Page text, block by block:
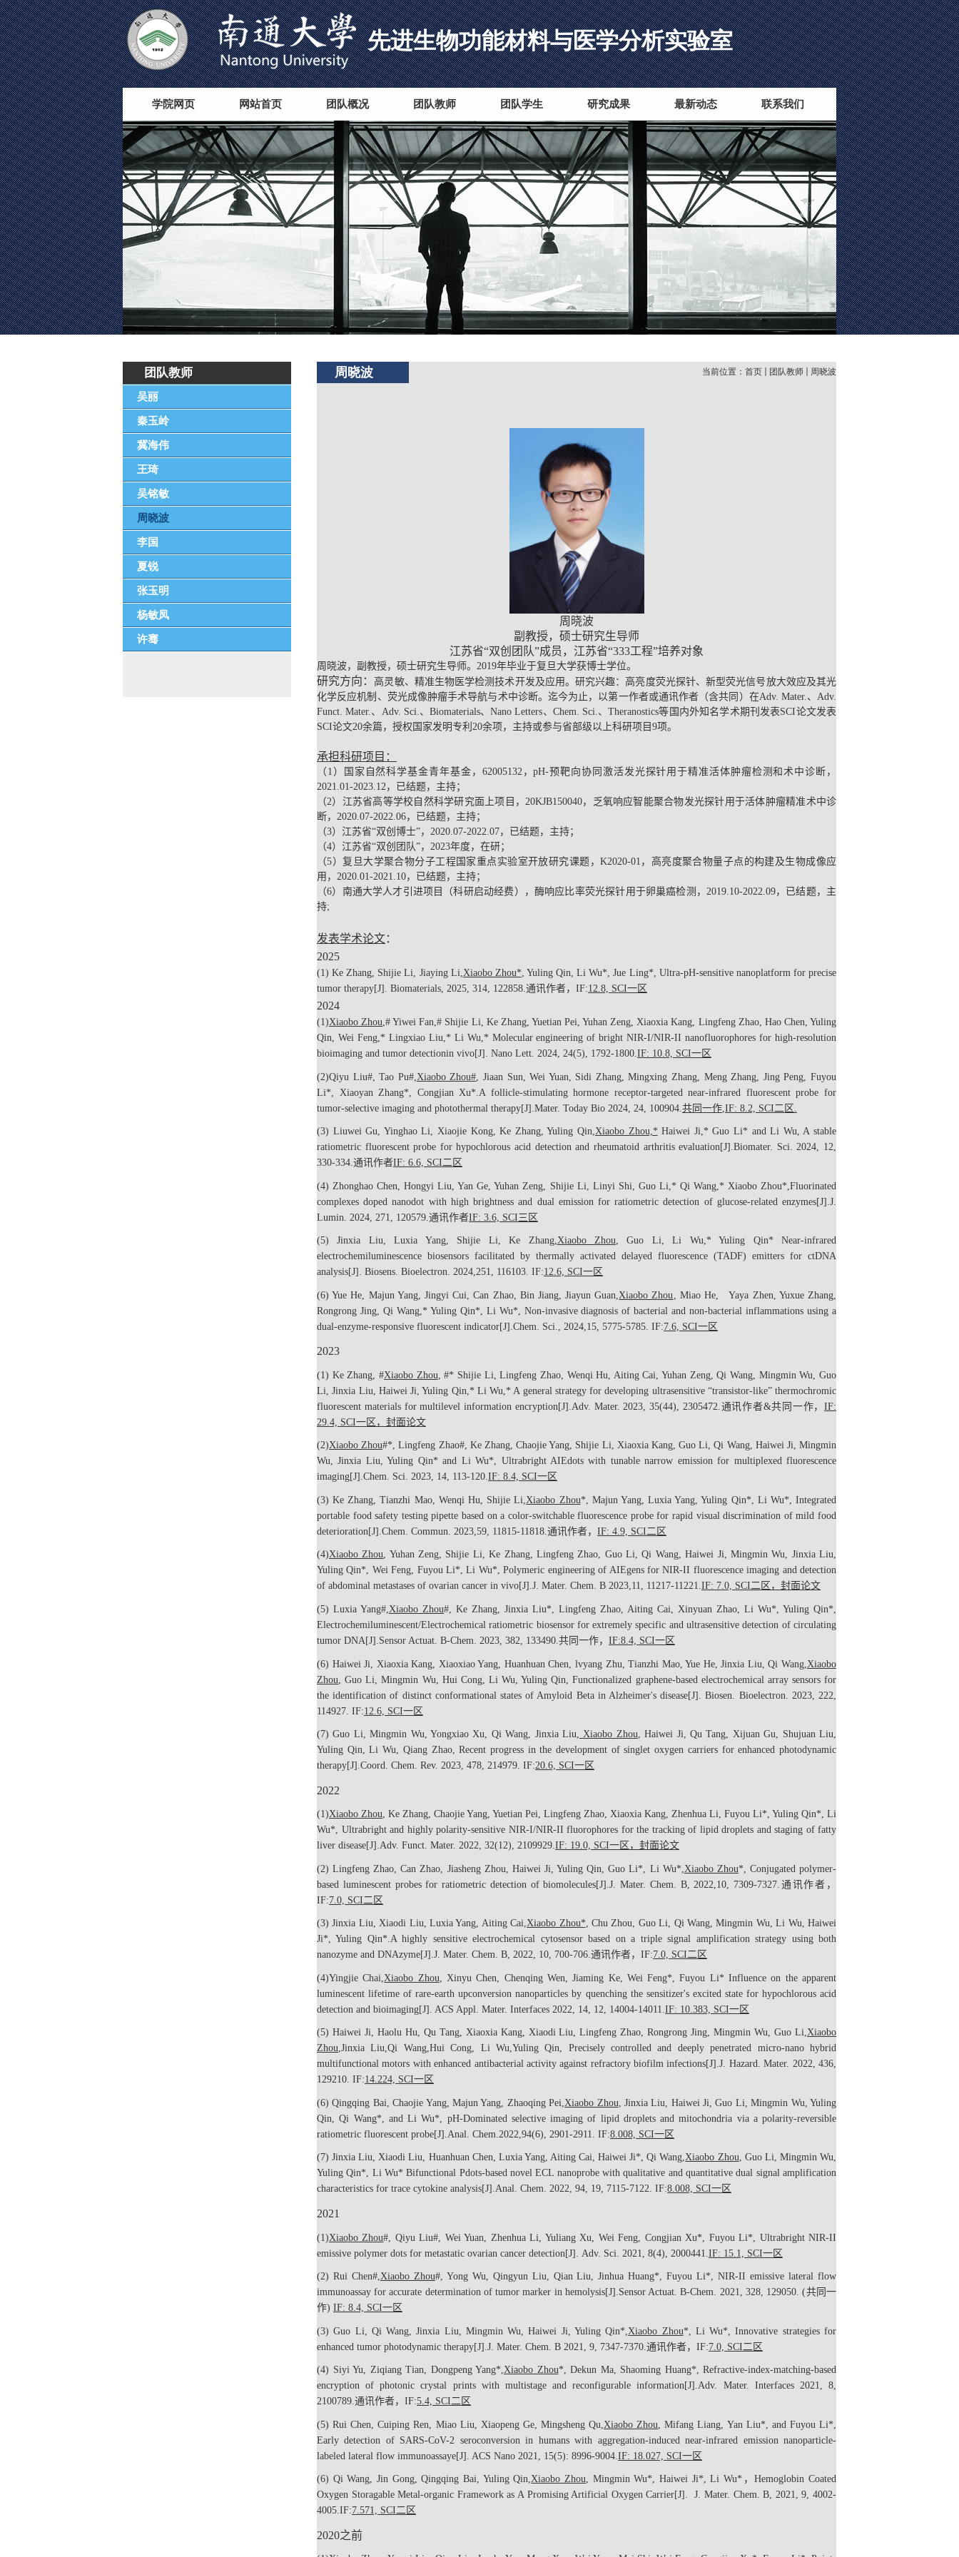
先进生物功能材料与医学分析实验室
学院网页 网站首页 团队概况 团队教师 团队学生 研究成果 最新动态 联系我们
团队教师
吴丽
秦玉岭
冀海伟
王琦
吴铭敏
周晓波
李国
夏锐
张玉明
杨敏凤
许骞
周晓波 当前位置： 首页 团队教师 周晓波
周晓波
副教授，硕士研究生导师
江苏省“双创团队”成员，江苏省“333工程”培养对象
周晓波，副教授，硕士研究生导师。 2019年毕业于复旦大学获博士学位。
研究方向：高灵敏、精准生物医学检测技术开发及应用。研究兴趣：高亮度荧光探针、新型荧光信号放大效应及其光
化学反应机制、荧光成像肿瘤手术导航与术中诊断。迄今为止，以第一作者或通讯作者（含共同）在Adv. Mater.、Adv.
Funct. Mater.、 Adv. Sci.、 Biomaterials、Nano Letters、 Chem. Sci.、Theranostics等国内外知名学术期刊发表SCI论文发表
SCI论文20余篇，授权国家发明专利 20余项，主持或参与省部级以上科研项目 9项。
承担科研项目：
（ 1 ）国家自然科学基金青年基金， 62005132，pH-预靶向协同激活发光探针用于精准活体肿瘤检测和术中诊断，
2021.01-2023.12，已结题，主持；
（2）江苏省高等学校自然科学研究面上项目，20KJB150040，乏氧响应智能聚合物发光探针用于活体肿瘤精准术中诊
断， 2020.07-2022.06，已结题，主持；
（3）江苏省“双创博士”， 2020.07-2022.07，已结题，主持；
（4）江苏省“双创团队”， 2023年度，在研；
（5）复旦大学聚合物分子工程国家重点实验室开放研究课题， K2020-01 ，高亮度聚合物量子点的构建及生物成像应
用， 2020.01-2021.10，已结题，主持；
（6）南通大学人才引进项目（科研启动经费），酶响应比率荧光探针用于卵巢癌检测， 2019.10-2022.09，已结题，主
持;
发表学术论文：
2025
(1) Ke Zhang, Shijie Li, Jiaying Li,Xiaobo Zhou*, Yuling Qin, Li Wu*, Jue Ling*, Ultra-pH-sensitive nanoplatform for precise
tumor therapy[J]. Biomaterials, 2025, 314, 122858.通讯作者， IF:12.8, SCI一区
2024
(1)Xiaobo Zhou,# Yiwei Fan,# Shijie Li, Ke Zhang, Yuetian Pei, Yuhan Zeng, Xiaoxia Kang, Lingfeng Zhao, Hao Chen, Yuling
Qin, Wei Feng,* Lingxiao Liu,* Li Wu,* Molecular engineering of bright NIR-I/NIR-II nanofluorophores for high-resolution
bioimaging and tumor detectionin vivo[J] . Nano Lett. 2024, 24(5), 1792-1800.IF: 10.8, SCI一区
(2)Qiyu Liu#, Tao Pu#, Xiaobo Zhou# , Jiaan Sun, Wei Yuan, Sidi Zhang, Mingxing Zhang, Meng Zhang, Jing Peng, Fuyou
Li*, Xiaoyan Zhang*, Congjian Xu*. A follicle-stimulating hormone receptor-targeted near-infrared fluorescent probe for
tumor-selective imaging and photothermal therapy[J]. Mater. Today Bio 2024, 24, 100904. 共同一作 IF: 8.2, SCI 二区
(3) Liuwei Gu, Yinghao Li, Xiaojie Kong, Ke Zhang, Yuling Qin,Xiaobo Zhou,*Haiwei Ji,* Guo Li* and Li Wu, A stable
ratiometric fluorescent probe for hypochlorous acid detection and rheumatoid arthritis evaluation[J].Biomater. Sci. 2024, 12,
330-334.通讯作者IF: 6.6, SCI二区
(4) Zhonghao Chen, Hongyi Liu, Yan Ge, Yuhan Zeng, Shijie Li, Linyi Shi, Guo Li,* Qi Wang,* Xiaobo Zhou*, Fluorinated
complexes doped nanodot with high brightness and dual emission for ratiometric detection of glucose-related enzymes[J]. J.
Lumin.
2024, 271, 120579. 通讯作者IF: 3.6, SCI三区
(5) Jinxia Liu, Luxia Yang, Shijie Li, Ke Zhang,Xiaobo Zhou, Guo Li, Li Wu,* Yuling Qin* Near-infrared
electrochemiluminescence biosensors facilitated by thermally activated delayed fluorescence (TADF) emitters for ctDNA
analysis[J]. Biosens. Bioelectron. 2024,251, 116103. IF:12.6, SCI一区
(6) Yue He, Majun Yang, Jingyi Cui, Can Zhao, Bin Jiang, Jiayun Guan, Xiaobo Zhou , Miao He, Yaya Zhen, Yuxue Zhang,
Rongrong Jing, Qi Wang,* Yuling Qin*, Li Wu*, Non-invasive diagnosis of bacterial and non-bacterial inflammations using a
dual-enzyme-responsive fluorescent indicator[J]. Chem. Sci. , 2024, 15 , 5775-5785. IF:7.6, SCI一区
2023
(1) Ke Zhang, #Xiaobo Zhou #* Shijie Li, Lingfeng Zhao, Wenqi Hu, Aiting Cai, Yuhan Zeng, Qi Wang, Mingmin Wu, Guo
Li, Jinxia Liu, Haiwei Ji, Yuling Qin,* Li Wu,* A general strategy for developing ultrasensitive “transistor-like” thermochromic
fluorescent materials for multilevel information encryption[J]. Adv. Mater. 2023, 35(44), 2305472. 通讯作者&共同一作， IF:
29.4, SCI一区 ， 封面论文
(2)Xiaobo Zhou#*, Lingfeng Zhao#, Ke Zhang, Chaojie Yang, Shijie Li, Xiaoxia Kang, Guo Li, Qi Wang, Haiwei Ji, Mingmin
Wu, Jinxia Liu, Yuling Qin* and Li Wu*, Ultrabright AIEdots with tunable narrow emission for multiplexed fluorescence
imaging[J].Chem. Sci. 2023, 14, 113-120.IF: 8.4, SCI一区
(3) Ke Zhang, Tianzhi Mao, Wenqi Hu, Shijie Li, Xiaobo Zhou*, Majun Yang, Luxia Yang, Yuling Qin*, Li Wu*, Integrated
portable food safety testing pipette based on a color-switchable fluorescence probe for rapid visual discrimination of mild food
deterioration[J]. Chem. Commun. 2023, 59 , 11815-11818. 通讯作者， IF: 4.9, SCI 二区
(4)Xiaobo Zhou, Yuhan Zeng, Shijie Li, Ke Zhang, Lingfeng Zhao, Guo Li, Qi Wang, Haiwei Ji, Mingmin Wu, Jinxia Liu,
Yuling Qin*, Wei Feng, Fuyou Li*, Li Wu*, Polymeric engineering of AIEgens for NIR-II fluorescence imaging and detection
of abdominal metastases of ovarian cancer in vivo[J].J. Mater. Chem. B 2023,11, 11217-11221.IF: 7.0, SCI二区 ， 封面论文
(5) Luxia Yang#,Xiaobo Zhou#, Ke Zhang, Jinxia Liu*, Lingfeng Zhao, Aiting Cai, Xinyuan Zhao, Li Wu*, Yuling Qin*,
Electrochemiluminescent/Electrochemical ratiometric biosensor for extremely specific and ultrasensitive detection of circulating
tumor DNA[J].Sensor Actuat. B-Chem. 2023, 382, 133490.共同一作， IF:8.4, SCI一区
(6) Haiwei Ji, Xiaoxia Kang, Xiaoxiao Yang, Huanhuan Chen, lvyang Zhu, Tianzhi Mao, Yue He, Jinxia Liu, Qi Wang, Xiaobo
Zhou , Guo Li, Mingmin Wu, Hui Cong, Li Wu, Yuling Qin, Functionalized graphene-based electrochemical array sensors for
the identification of distinct conformational states of Amyloid Beta in Alzheimer's disease[J].
Biosen. Bioelectron. 2023, 222
114927. IF:12.6, SCI一区
(7) Guo Li, Mingmin Wu, Yongxiao Xu, Qi Wang, Jinxia Liu, Xiaobo Zhou, Haiwei Ji, Qu Tang, Xijuan Gu, Shujuan Liu,
Yuling Qin, Li Wu, Qiang Zhao, Recent progress in the development of singlet oxygen carriers for enhanced photodynamic
therapy[J].Coord. Chem. Rev. 2023, 478, 214979. IF:20.6, SCI一区
2022
(1)Xiaobo Zhou, Ke Zhang, Chaojie Yang, Yuetian Pei, Lingfeng Zhao, Xiaoxia Kang, Zhenhua Li, Fuyou Li*, Yuling Qin*, Li
Wu*, Ultrabright and highly polarity-sensitive NIR-I/NIR-II fluorophores for the tracking of lipid droplets and staging of fatty
liver disease[J].Adv. Funct. Mater. 2022, 32(12), 2109929.IF: 19.0, SCI一区 ， 封面论文
(2) Lingfeng Zhao, Can Zhao, Jiasheng Zhou, Haiwei Ji, Yuling Qin, Guo Li*, Li Wu*, Xiaobo Zhou*, Conjugated polymer-
based luminescent probes for ratiometric detection of biomolecules[J].J. Mater. Chem. B, 2022, 10 , 7309-7327. 通讯作者 ，
IF:7.0, SCI 二区
(3) Jinxia Liu, Xiaodi Liu, Luxia Yang, Aiting Cai,Xiaobo Zhou*, Chu Zhou, Guo Li, Qi Wang, Mingmin Wu, Li Wu, Haiwei
Ji*, Yuling Qin*.A highly sensitive electrochemical cytosensor based on a triple signal amplification strategy using both
nanozyme and DNAzyme[J].J. Mater. Chem. B, 2022, 10, 700-706.通讯作者， IF:7.0, SCI二区
(4)Yingjie Chai, Xiaobo Zhou , Xinyu Chen, Chenqing Wen, Jiaming Ke, Wei Feng*, Fuyou Li* Influence on the apparent
luminescent lifetime of rare-earth upconversion nanoparticles by quenching the sensitizer's excited state for hypochlorous acid
detection and bioimaging[J].
ACS Appl. Mater. Interfaces 2022, 14, 12, 14004-14011. IF: 10.383, SCI一区
(5) Haiwei Ji, Haolu Hu, Qu Tang, Xiaoxia Kang, Xiaodi Liu, Lingfeng Zhao, Rongrong Jing, Mingmin Wu, Guo Li,Xiaobo
Zhou,Jinxia Liu,Qi Wang,Hui Cong, Li Wu,Yuling Qin, Precisely controlled and deeply penetrated micro-nano hybrid
multifunctional motors with enhanced antibacterial activity against refractory biofilm infections[J].J. Hazard. Mater. 2022, 436,
129210. IF:14.224, SCI一区
(6) Qingqing Bai, Chaojie Yang, Majun Yang, Zhaoqing Pei, Xiaobo Zhou , Jinxia Liu, Haiwei Ji, Guo Li, Mingmin Wu, Yuling
Qin, Qi Wang*, and Li Wu*, pH-Dominated selective imaging of lipid droplets and mitochondria via a polarity-reversible
ratiometric fluorescent probe[J]. Anal. Chem. 2022, 94(6), 2901-2911. IF:8.008, SCI一区
(7) Jinxia Liu, Xiaodi Liu, Huanhuan Chen, Luxia Yang, Aiting Cai, Haiwei Ji*, Qi Wang,Xiaobo Zhou, Guo Li, Mingmin Wu,
Yuling Qin*, Li Wu* Bifunctional Pdots-based novel ECL nanoprobe with qualitative and quantitative dual signal amplification
characteristics for trace cytokine analysis[J].Anal. Chem. 2022, 94, 19, 7115-7122. IF:8.008, SCI一区
2021
(1)Xiaobo Zhou# , Qiyu Liu# , Wei Yuan, Zhenhua Li, Yuliang Xu, Wei Feng, Congjian Xu*, Fuyou Li*, Ultrabright NIR-II
emissive polymer dots for metastatic ovarian cancer detection[J]. Adv. Sci. 2021, 8(4), 2000441. IF: 15.1, SCI一区
(2) Rui Chen#,Xiaobo Zhou#, Yong Wu, Qingyun Liu, Qian Liu, Jinhua Huang*, Fuyou Li*, NIR-II emissive lateral flow
immunoassay for accurate determination of tumor marker in hemolysis[J].Sensor Actuat. B-Chem. 2021, 328, 129050. (共同一
作) IF: 8.4, SCI一区
(3) Guo Li, Qi Wang, Jinxia Liu, Mingmin Wu, Haiwei Ji, Yuling Qin*, Xiaobo Zhou*, Li Wu*, Innovative strategies for
enhanced tumor photodynamic therapy[J]. J. Mater. Chem. B 2021, 9, 7347-7370. 通讯作者， IF:7.0, SCI 二区
(4) Siyi Yu, Ziqiang Tian, Dongpeng Yang*,Xiaobo Zhou*, Dekun Ma, Shaoming Huang*, Refractive-index-matching-based
encryption of photonic crystal prints with multistage and reconfigurable information[J].Adv. Mater. Interfaces2021, 8,
2100789.通讯作者， IF:5.4, SCI二区
(5) Rui Chen, Cuiping Ren, Miao Liu, Xiaopeng Ge, Mingsheng Qu, Xiaobo Zhou , Mifang Liang, Yan Liu*, and Fuyou Li*,
Early detection of SARS-CoV-2 seroconversion in humans with aggregation-induced near-infrared emission nanoparticle-
labeled lateral flow immunoassaye[J].
ACS Nano 2021, 15(5): 8996-9004. IF: 18.027, SCI一区
(6) Qi Wang, Jin Gong, Qingqing Bai, Yuling Qin,Xiaobo Zhou, Mingmin Wu*, Haiwei Ji*, Li Wu* ，Hemoglobin Coated
Oxygen Storagable Metal-organic Framework as A Promising Artificial Oxygen Carrier[J].
J. Mater. Chem. B, 2021, 9, 4002-
4005.IF:7.571, SCI二区
2020之前